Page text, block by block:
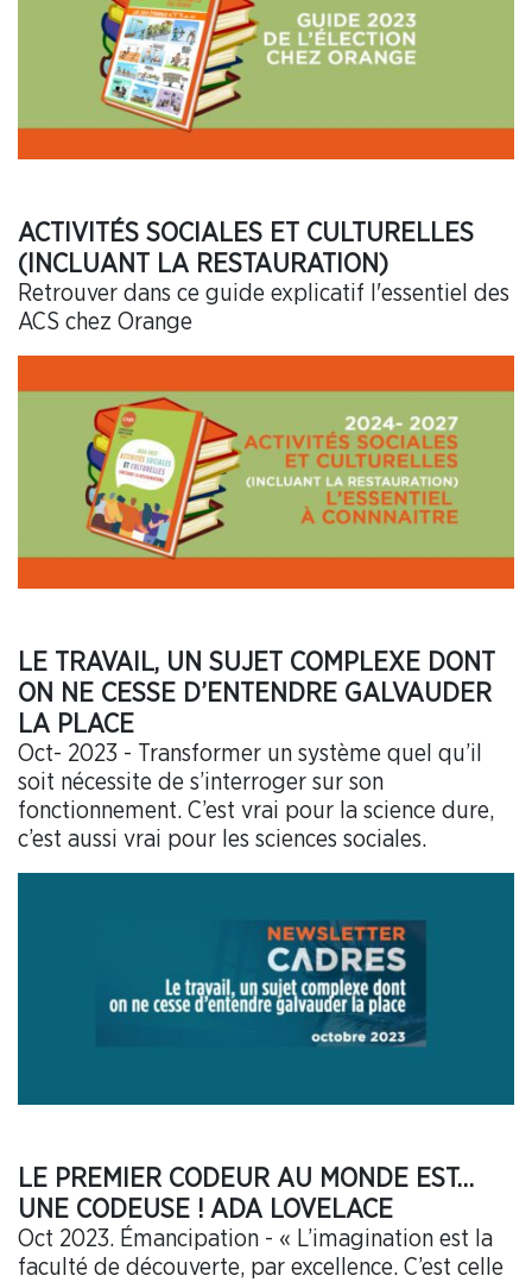
ACTIVITÉS SOCIALES ET CULTURELLES
(INCLUANT LA RESTAURATION)
Retrouver dans ce guide explicatif l'essentiel des
ACS chez Orange
LE TRAVAIL, UN SUJET COMPLEXE DONT
ON NE CESSE D’ENTENDRE GALVAUDER
LA PLACE
Oct- 2023 - Transformer un système quel qu’il
soit nécessite de s’interroger sur son
fonctionnement. C’est vrai pour la science dure,
c’est aussi vrai pour les sciences sociales.
LE PREMIER CODEUR AU MONDE EST…
UNE CODEUSE ! ADA LOVELACE
Oct 2023. Émancipation - « L’imagination est la
faculté de découverte, par excellence. C’est celle